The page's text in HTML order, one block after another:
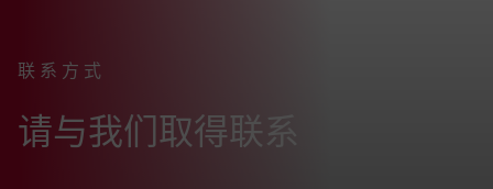
联系方式
:
请与我们取得联系